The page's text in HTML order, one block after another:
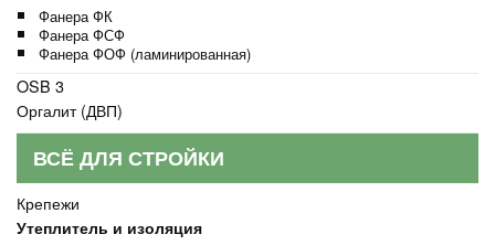
Фанера ФК
Фанера ФСФ
Фанера ФОФ (ламинированная)
OSB 3
Оргалит (ДВП)
ВСЁ ДЛЯ СТРОЙКИ
Крепежи
Утеплитель и изоляция